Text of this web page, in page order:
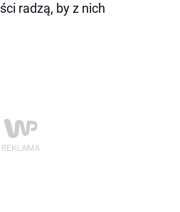
radzą, by z nich